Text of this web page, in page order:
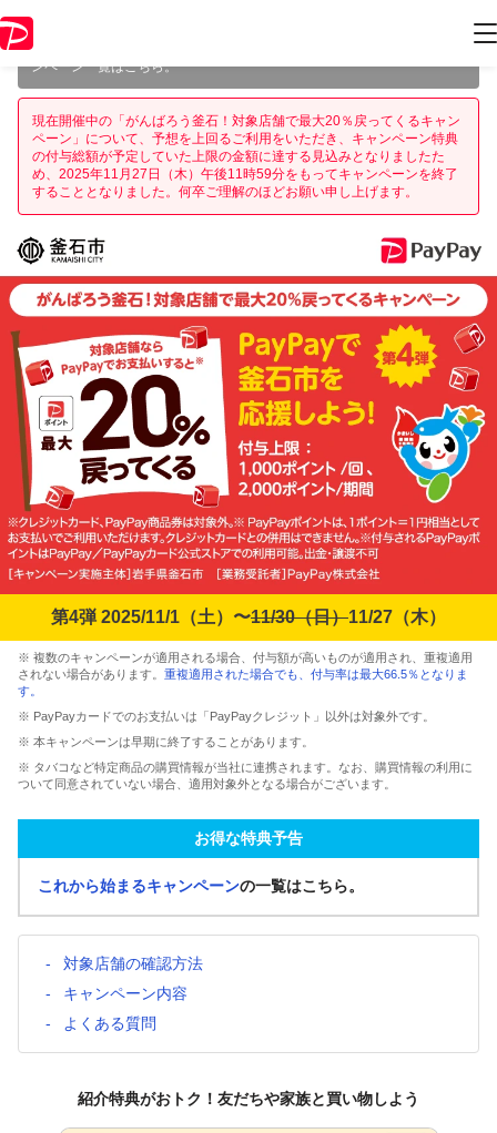
ージ内の情報はキャンペーン終了時点のものになります。
ンペーン一覧はこちら。
現在開催中の「がんばろう釜石！対象店舗で最大20％戻ってくるキャン
ペーン」について、予想を上回るご利用をいただき、キャンペーン特典
の付与総額が予定していた上限の金額に達する見込みとなりましたた
め、2025年11月27日（木）午後11時59分をもってキャンペーンを終了
することとなりました。何卒ご理解のほどお願い申し上げます。
第4弾 2025/11/1（土）〜11/30（日）11/27（木）
※ 複数のキャンペーンが適用される場合、付与額が高いものが適用され、重複適用
されない場合があります。 重複適用された場合でも、付与率は最大66.5％となりま
す。
※ PayPayカードでのお支払いは「PayPayクレジット」以外は対象外です。
※ 本キャンペーンは早期に終了することがあります。
※ タバコなど特定商品の購買情報が当社に連携されます。なお、購買情報の利用に
ついて同意されていない場合、適用対象外となる場合がございます。
お得な特典予告
これから始まるキャンペーンの一覧はこちら。
対象店舗の確認方法
キャンペーン内容
よくある質問
紹介特典がおトク！友だちや家族と買い物しよう